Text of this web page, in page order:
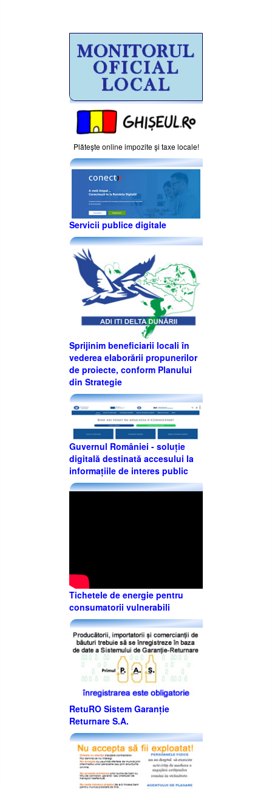
Plăteşte online impozite şi taxe locale!
Servicii publice digitale
Sprijinim beneficiarii locali în
vederea elaborării propunerilor
de proiecte, conform Planului
din Strategie
Guvernul României - soluție
digitală destinată accesului la
informațiile de interes public
Tichetele de energie pentru
consumatorii vulnerabili
RetuRO Sistem Garanție
Returnare S.A.